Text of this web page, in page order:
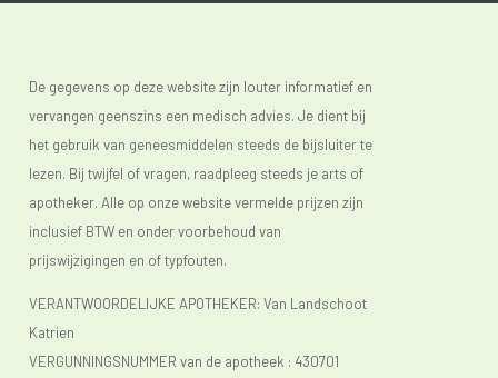
De gegevens op deze website zijn louter informatief en
vervangen geenszins een medisch advies. Je dient bij
het gebruik van geneesmiddelen steeds de bijsluiter te
lezen. Bij twijfel of vragen, raadpleeg steeds je arts of
apotheker. Alle op onze website vermelde prijzen zijn
inclusief BTW en onder voorbehoud van
prijswijzigingen en of typfouten.
VERANTWOORDELIJKE APOTHEKER: Van Landschoot
Katrien
VERGUNNINGSNUMMER van de apotheek : 430701